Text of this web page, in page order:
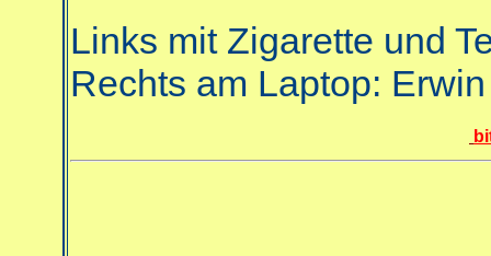
Links mit Zigarette und
Rechts am Laptop: